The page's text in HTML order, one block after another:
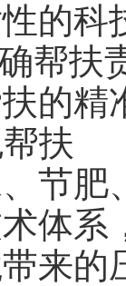
的
帮
的
扶
肥
体系
来的